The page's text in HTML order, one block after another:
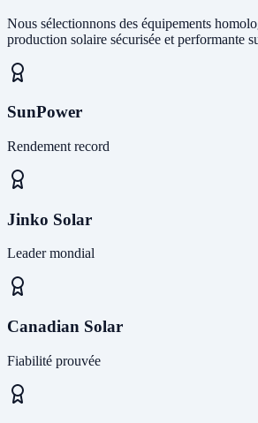
Nous sélectionnons des équipements
production solaire sécurisée et performante
SunPower
Rendement record
Jinko Solar
Leader mondial
Canadian Solar
Fiabilité prouvée